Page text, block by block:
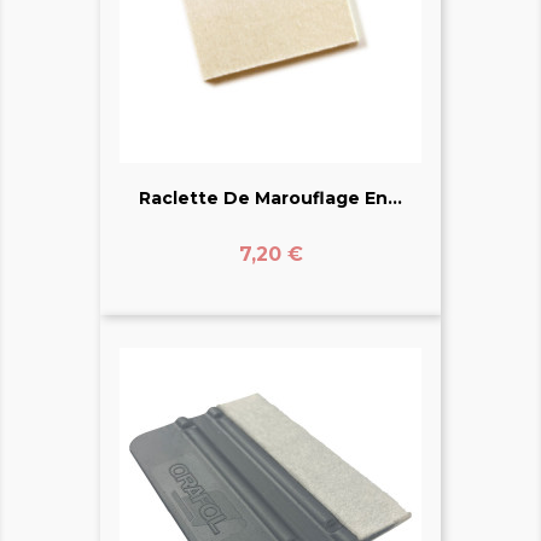
Raclette De Marouflage En...
Prix
7,20 €